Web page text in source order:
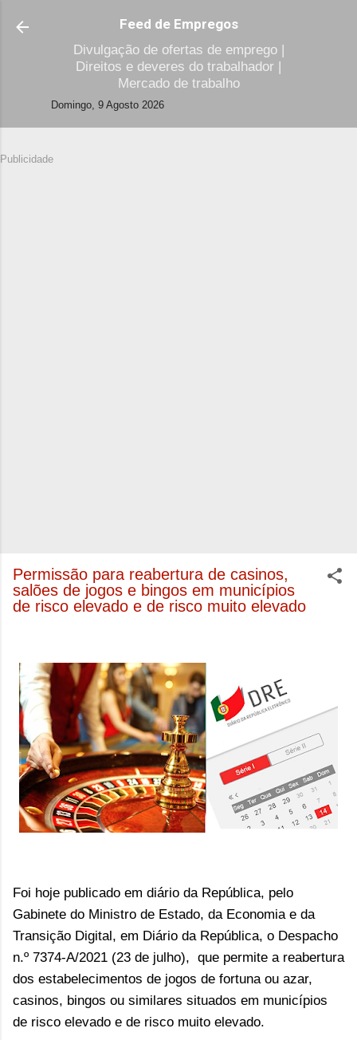
Avançar para o conteúdo principal
Feed de Empregos
Divulgação de ofertas de emprego |
Direitos e deveres do trabalhador |
Mercado de trabalho
Domingo, 9 Agosto 2026
Publicidade
Permissão para reabertura de casinos,
salões de jogos e bingos em municípios
de risco elevado e de risco muito elevado
Foi hoje publicado em diário da República, pelo
Gabinete do Ministro de Estado, da Economia e da
Transição Digital, em Diário da República, o Despacho
n.º 7374-A/2021 (23 de julho), que permite a reabertura
dos estabelecimentos de jogos de fortuna ou azar,
casinos, bingos ou similares situados em municípios
de risco elevado e de risco muito elevado.